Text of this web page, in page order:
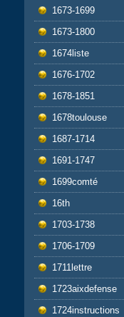
1673-1699
1673-1800
1674liste
1676-1702
1678-1851
1678toulouse
1687-1714
1691-1747
1699comté
16th
1703-1738
1706-1709
1711lettre
1723aixdefense
1724instructions